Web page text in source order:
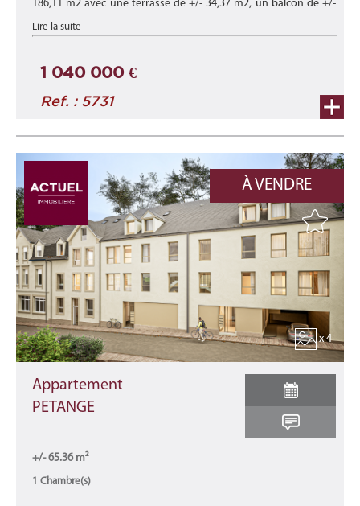
186,11 m2 avec une terrasse de +/- 34,37 m2, un balcon de +/-
7,49 m2 et un jardin de +/- 148,84 m2 au rez-de-chaussée du
bâtiment A de ce ...
Lire la suite
1 040 000 €
Ref. : 5731
À VENDRE
x 4
Appartement
PETANGE
+/- 65.36 m²
1 Chambre(s)